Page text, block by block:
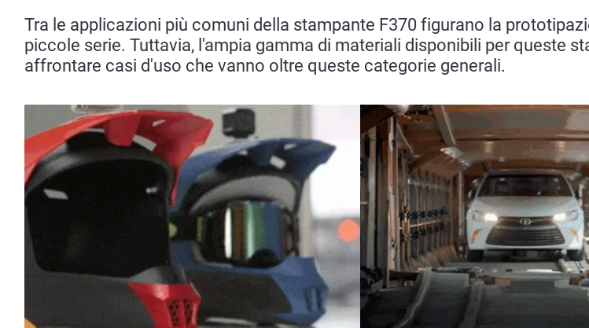
Tra le applicazioni più comuni della stampante F370 figurano la
piccole serie. Tuttavia, l'ampia gamma di materiali disponibili per queste
affrontare casi d'uso che vanno oltre queste categorie generali.